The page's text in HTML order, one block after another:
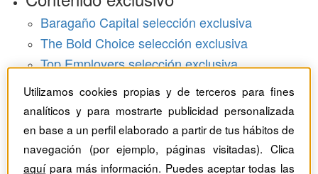
Baragaño Capital selección exclusiva
The Bold Choice selección exclusiva
Top Employers selección exclusiva
Hemeroteca
Monográficos
Dossieres
Utilizamos cookies propias y de terceros para fines
analíticos y para mostrarte publicidad personalizada
en base a un perfil elaborado a partir de tus hábitos de
navegación (por ejemplo, páginas visitadas). Clica
aquípara más información. Puedes aceptar todas las